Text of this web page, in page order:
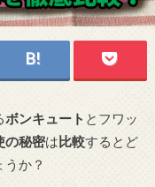
ボンキュート とフワッ
の秘密は比較するとど
か？